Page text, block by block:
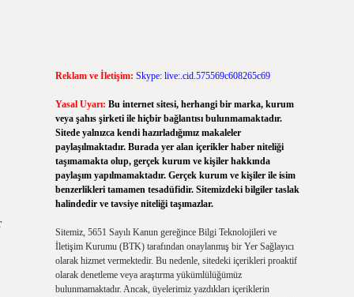
Reklam ve İletişim: Skype: live:.cid.575569c608265c69
Yasal Uyarı: Bu internet sitesi, herhangi bir marka, kurum
veya şahıs şirketi ile hiçbir bağlantısı bulunmamaktadır.
Sitede yalnızca kendi hazırladığımız makaleler
paylaşılmaktadır. Burada yer alan içerikler haber niteliği
taşımamakta olup, gerçek kurum ve kişiler hakkında
paylaşım yapılmamaktadır. Gerçek kurum ve kişiler ile isim
benzerlikleri tamamen tesadüfidir. Sitemizdeki bilgiler taslak
halindedir ve tavsiye niteliği taşımazlar.
Sitemiz, 5651 Sayılı Kanun gereğince Bilgi Teknolojileri ve
İletişim Kurumu (BTK) tarafından onaylanmış bir Yer Sağlayıcı
olarak hizmet vermektedir. Bu nedenle, sitedeki içerikleri proaktif
olarak denetleme veya araştırma yükümlülüğümüz
bulunmamaktadır. Ancak, üyelerimiz yazdıkları içeriklerin